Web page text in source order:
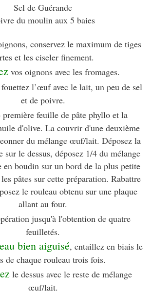
Sel de Guérande
du moulin aux 5 baies
conservez le maximum de tiges
et les ciseler finement.
vos oignons avec les fromages.
l’œuf avec le lait, un peu de sel
et de poivre.
feuille de pâte phyllo et la
d'olive. La couvrir d'une deuxième
du mélange œuf/lait. Déposez la
le dessus, déposez 1/4 du mélange
en boudin sur un bord de la plus petite
pâtes sur cette préparation. Rabattre
le rouleau obtenu sur une plaque
allant au four.
jusqu'à l'obtention de quatre
feuilletés.
bien aiguisé, entaillez en biais le
de chaque rouleau trois fois.
le dessus avec le reste de mélange
œuf/lait.